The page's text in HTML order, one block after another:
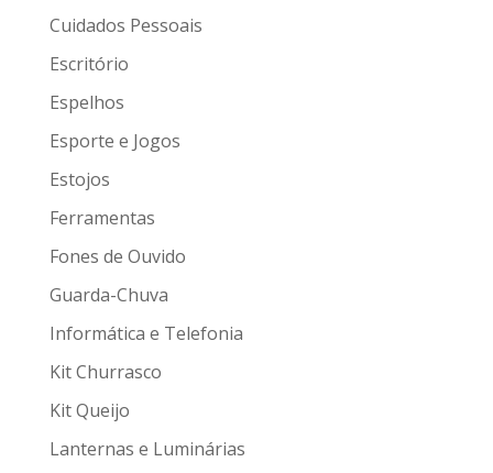
Cuidados Pessoais
Escritório
Espelhos
Esporte e Jogos
Estojos
Ferramentas
Fones de Ouvido
Guarda-Chuva
Informática e Telefonia
Kit Churrasco
Kit Queijo
Lanternas e Luminárias